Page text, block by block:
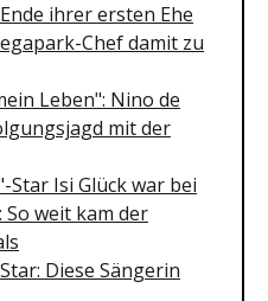
ihrer ersten Ehe
Chef damit zu
Leben": Nino de
mit der
Star Isi Glück war bei
So weit kam der
Diese Sängerin